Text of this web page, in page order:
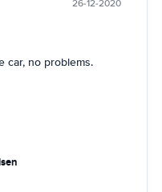
26-12-2020
car, no problems.